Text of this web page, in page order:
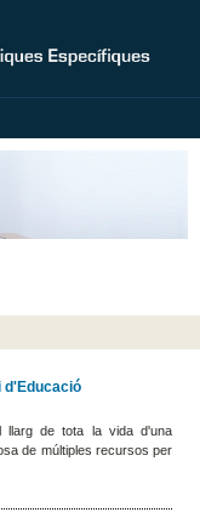
d'Educació
llarg de tota la vida d'una
de múltiples recursos per